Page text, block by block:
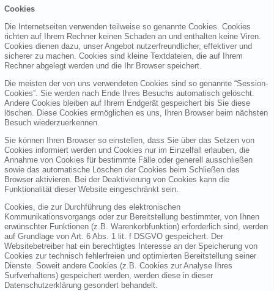
Cookies
Die Internetseiten verwenden teilweise so genannte Cookies. Cookies
richten auf Ihrem Rechner keinen Schaden an und enthalten keine Viren.
Cookies dienen dazu, unser Angebot nutzerfreundlicher, effektiver und
sicherer zu machen. Cookies sind kleine Textdateien, die auf Ihrem
Rechner abgelegt werden und die Ihr Browser speichert.
Die meisten der von uns verwendeten Cookies sind so genannte “Session-
Cookies”. Sie werden nach Ende Ihres Besuchs automatisch gelöscht.
Andere Cookies bleiben auf Ihrem Endgerät gespeichert bis Sie diese
löschen. Diese Cookies ermöglichen es uns, Ihren Browser beim nächsten
Besuch wiederzuerkennen.
Sie können Ihren Browser so einstellen, dass Sie über das Setzen von
Cookies informiert werden und Cookies nur im Einzelfall erlauben, die
Annahme von Cookies für bestimmte Fälle oder generell ausschließen
sowie das automatische Löschen der Cookies beim Schließen des
Browser aktivieren. Bei der Deaktivierung von Cookies kann die
Funktionalität dieser Website eingeschränkt sein.
Cookies, die zur Durchführung des elektronischen
Kommunikationsvorgangs oder zur Bereitstellung bestimmter, von Ihnen
erwünschter Funktionen (z.B. Warenkorbfunktion) erforderlich sind, werden
auf Grundlage von Art. 6 Abs. 1 lit. f DSGVO gespeichert. Der
Websitebetreiber hat ein berechtigtes Interesse an der Speicherung von
Cookies zur technisch fehlerfreien und optimierten Bereitstellung seiner
Dienste. Soweit andere Cookies (z.B. Cookies zur Analyse Ihres
Surfverhaltens) gespeichert werden, werden diese in dieser
Datenschutzerklärung gesondert behandelt.